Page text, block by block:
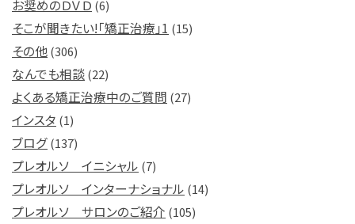
お奨めのＤＶＤ (6)
そこが聞きたい!「矯正治療」1 (15)
その他(306)
なんでも相談(22)
よくある矯正治療中のご質問 (27)
インスタ (1)
ブログ(137)
プレオルソ イニシャル (7)
プレオルソ インターナショナル (14)
プレオルソ サロンのご紹介 (105)